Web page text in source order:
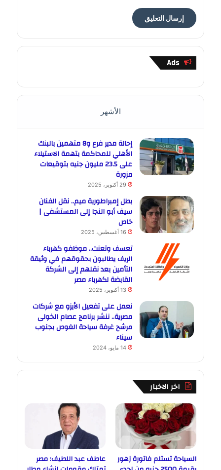
Ads
الأشهر
إحالة مدير فرع و8 متهمين بالبنك
الأهلي للمحاكمة بتهمة الاستيلاء
على 23.5 مليون جنيه بتوقيعات
مزورة
29 أكتوبر، 2025
بطل إمبراطورية ميم.. نقل الفنان
سيف أبو النجا إلى المستشفى |
خاص
16 أغسطس، 2025
تعسف وتعنت.. موظفو كهرباء
الريف يطالبون بحقوقهم في وثيقة
التأمين بعد نقلهم إلى الشركة
القابضة لكهرباء مصر
13 أكتوبر، 2025
نعمل على تفعيل الأيزو مع شركات
مصرية.. ننشر برنامج عصام الخولى
مرشح غرفة سياحة الغوص بجنوب
سيناء
14 مايو، 2024
اخر الاخبار
السياحة تستلم فاتورة زهور
عاطف عبد اللطيف: مصر